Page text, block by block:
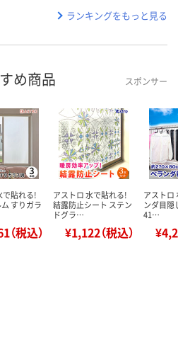
ランキングをもっと見る
め商品 スポンサー
で貼れる!
すりガラ
（税込）
アストロ 水で貼れる!
結露防止シート ステン
ドグラ…
¥1,122（税込）
アストロ
ンダ目隠
41…